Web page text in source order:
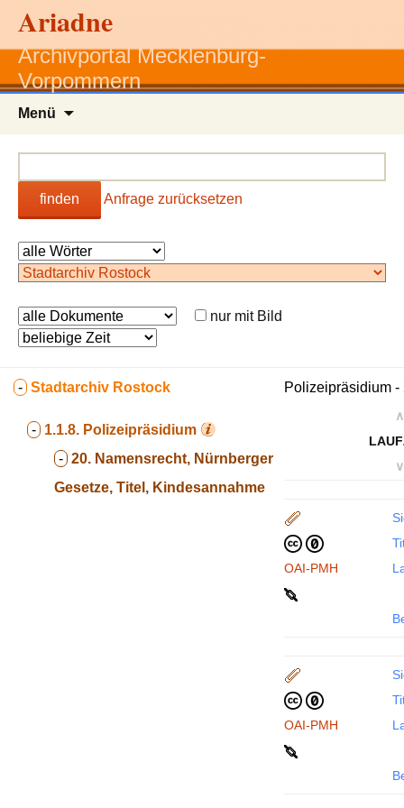
Ariadne
Archivportal Mecklenburg-
Vorpommern
Menü
finden Anfrage zurücksetzen
nur mit Bild
- Stadtarchiv Rostock
- 1.1.8. Polizeipräsidium
- 20. Namensrecht, Nürnberger
Gesetze, Titel, Kindesannahme
Polizeipräsidium -
∧
∨
OAI-PMH
OAI-PMH